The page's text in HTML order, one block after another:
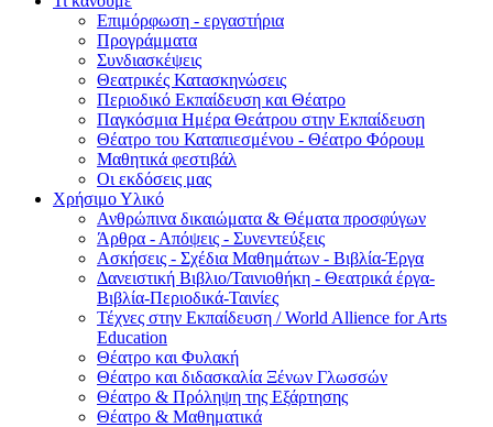
Επιμόρφωση - εργαστήρια
Προγράμματα
Συνδιασκέψεις
Θεατρικές Κατασκηνώσεις
Περιοδικό Εκπαίδευση και Θέατρο
Παγκόσμια Ημέρα Θεάτρου στην Εκπαίδευση
Θέατρο του Καταπιεσμένου - Θέατρο Φόρουμ
Μαθητικά φεστιβάλ
Οι εκδόσεις μας
Χρήσιμο Υλικό
Ανθρώπινα δικαιώματα & Θέματα προσφύγων
Άρθρα - Απόψεις - Συνεντεύξεις
Ασκήσεις - Σχέδια Μαθημάτων - Βιβλία-Έργα
Δανειστική Βιβλιο/Ταινιοθήκη - Θεατρικά έργα-
Βιβλία-Περιοδικά-Ταινίες
Τέχνες στην Εκπαίδευση / World Allience for Arts
Education
Θέατρο και Φυλακή
Θέατρο και διδασκαλία Ξένων Γλωσσών
Θέατρο & Πρόληψη της Εξάρτησης
Θέατρο & Μαθηματικά